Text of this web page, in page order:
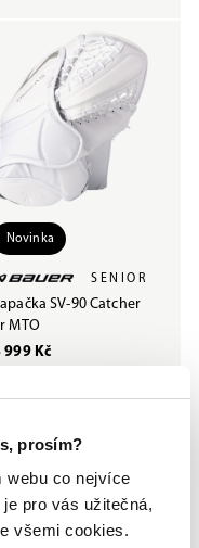
prosím?
webu co nejvíce
pro vás užitečná,
všemi cookies.
Novinka
SENIOR
SV-90 Catcher
MTO
999 Kč